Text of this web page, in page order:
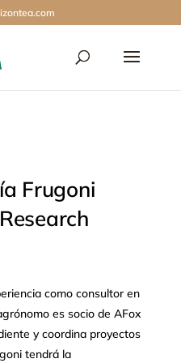
Frugoni
como consultor en
es socio de AFox
y coordina proyectos
tendrá la